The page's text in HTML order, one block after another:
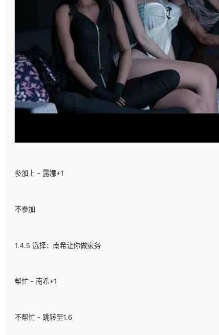
参加上 - 露娜+1
不参加
1.4.5 选择：南希让你做家务
帮忙 - 南希+1
不帮忙 - 跳转至1.6